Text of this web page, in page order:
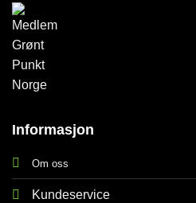
Informasjon
Om oss
Kundeservice